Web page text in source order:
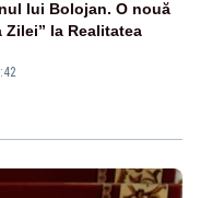
lui Bolojan. O nouă
la Realitatea